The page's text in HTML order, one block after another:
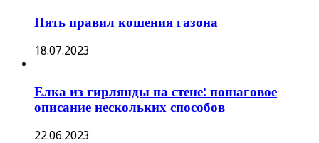
Пять правил кошения газона
18.07.2023
Елка из гирлянды на стене: пошаговое
описание нескольких способов
22.06.2023